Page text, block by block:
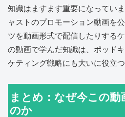
知識はますます重要になってい
ャストのプロモーション動画を
ツを動画形式で配信したりする
の動画で学んだ知識は、ポッド
ケティング戦略にも大いに役立つ
まとめ：なぜ今この
のか